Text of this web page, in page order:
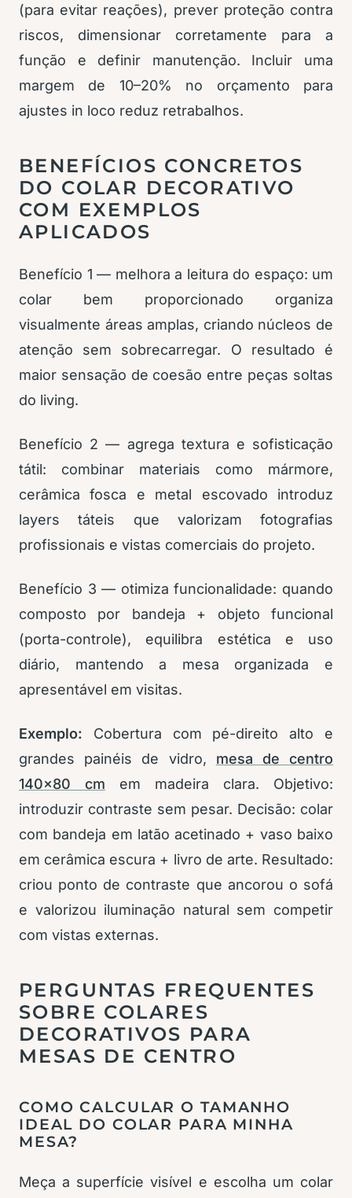
(para evitar reações), prever proteção contra
riscos, dimensionar corretamente para a
função e definir manutenção. Incluir uma
margem de 10–20% no orçamento para
ajustes in loco reduz retrabalhos.
BENEFÍCIOS CONCRETOS
DO COLAR DECORATIVO
COM EXEMPLOS
APLICADOS
Benefício 1 — melhora a leitura do espaço: um
colar bem proporcionado organiza
visualmente áreas amplas, criando núcleos de
atenção sem sobrecarregar. O resultado é
maior sensação de coesão entre peças soltas
do living.
Benefício 2 — agrega textura e sofisticação
tátil: combinar materiais como mármore,
cerâmica fosca e metal escovado introduz
layers táteis que valorizam fotografias
profissionais e vistas comerciais do projeto.
Benefício 3 — otimiza funcionalidade: quando
composto por bandeja + objeto funcional
(porta-controle), equilibra estética e uso
diário, mantendo a mesa organizada e
apresentável em visitas.
Exemplo: Cobertura com pé-direito alto e
grandes painéis de vidro, mesa de centro
140×80 cm em madeira clara. Objetivo:
introduzir contraste sem pesar. Decisão: colar
com bandeja em latão acetinado + vaso baixo
em cerâmica escura + livro de arte. Resultado:
criou ponto de contraste que ancorou o sofá
e valorizou iluminação natural sem competir
com vistas externas.
PERGUNTAS FREQUENTES
SOBRE COLARES
DECORATIVOS PARA
MESAS DE CENTRO
COMO CALCULAR O TAMANHO
IDEAL DO COLAR PARA MINHA
MESA?
Meça a superfície visível e escolha um colar